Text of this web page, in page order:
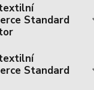
Standard
Standard